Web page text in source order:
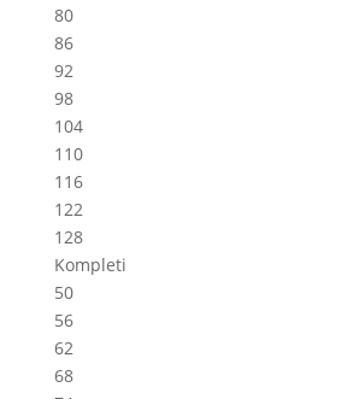
80
86
92
98
104
110
116
122
128
Kompleti
50
56
62
68